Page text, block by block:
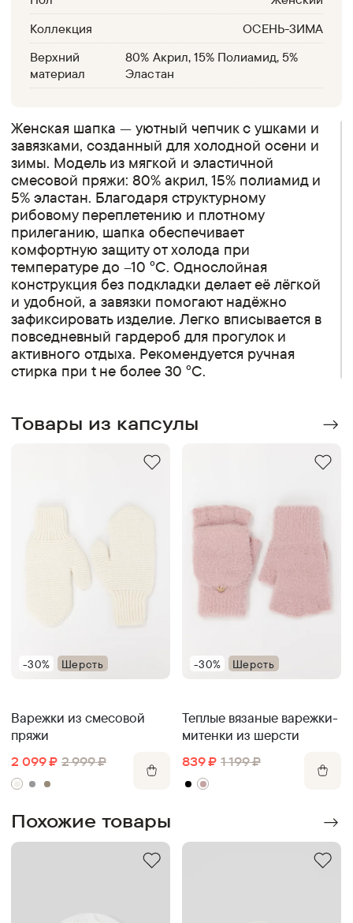
Женская шапка — уютный чепчик с ушками и
завязками, созданный для холодной осени и
зимы. Модель из мягкой и эластичной
смесовой пряжи: 80% акрил, 15% полиамид и
5% эластан. Благодаря структурному
рибовому переплетению и плотному
прилеганию, шапка обеспечивает
комфортную защиту от холода при
температуре до –10 °C. Однослойная
конструкция без подкладки делает её лёгкой
и удобной, а завязки помогают надёжно
зафиксировать изделие. Легко вписывается в
повседневный гардероб для прогулок и
активного отдыха. Рекомендуется ручная
стирка при t не более 30 °C.
Коллекция
ОСЕНЬ-ЗИМА
Верхний
материал
80% Акрил, 15% Полиамид, 5%
Эластан
Товары из капсулы
-30% Шерсть
Варежки из смесовой
пряжи
2 099 ₽ 2 999 ₽
-30% Шерсть
Теплые вязаные варежки-
митенки из шерсти
839 ₽ 1 199 ₽
Похожие товары